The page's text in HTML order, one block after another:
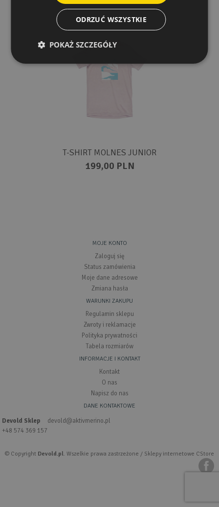
T-SHIRT MOLNES JUNIOR
199,00 PLN
MOJE KONTO
Zaloguj się
Status zamówienia
Moje dane adresowe
Zmiana hasła
WARUNKI ZAKUPU
Regulamin sklepu
Zwroty i reklamacje
Polityka prywatności
Tabela rozmiarów
INFORMACJE I KONTAKT
Kontakt
O nas
Napisz do nas
DANE KONTAKTOWE
Devold Sklep
+48 574 369 157
devold@aktivmerino.pl
© Copyright Devold.pl. Wszelkie prawa zastrzeżone / Sklepy internetowe CStore
ODRZUĆ WSZYSTKIE
POKAŻ SZCZEGÓŁY